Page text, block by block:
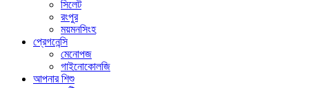
সিলেট
রংপুর
ময়মনসিংহ
প্রেগনেন্সি
মেনোপজ
গাইনোকোলজি
আপনার শিশু